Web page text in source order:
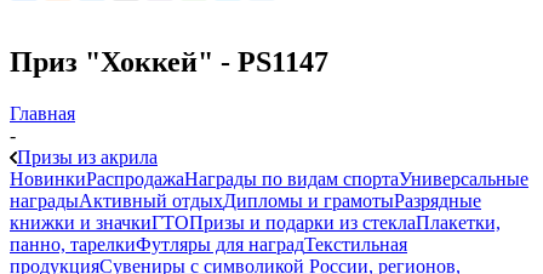
Приз "Хоккей" - PS1147
Главная
-
Призы из акрила
НовинкиРаспродажаНаграды по видам спортаУниверсальные
наградыАктивный отдыхДипломы и грамотыРазрядные
книжки и значкиГТОПризы и подарки из стеклаПлакетки,
панно, тарелкиФутляры для наградТекстильная
продукцияСувениры с символикой России, регионов,